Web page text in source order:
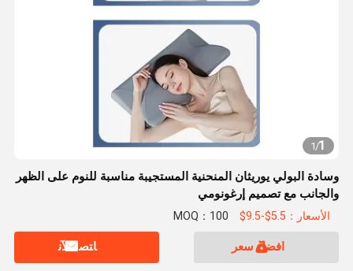
1
/
1
وسادة البولي يوريثان المنحنية المستجيبة مناسبة للنوم على الظهر
والجانب مع تصميم إرغونومي
الأسعار：5.5$-9.5$ MOQ：100
افضل سعر ﺎﺘﺼﻟ ﺍﻶﻧ